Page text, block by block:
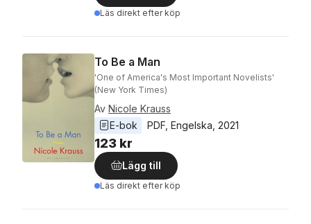
Läs direkt efter köp
To Be a Man
'One of America's Most Important Novelists'
(New York Times)
Av Nicole Krauss
E-bok
PDF Engelska 2021
123 kr
Lägg till
Läs direkt efter köp